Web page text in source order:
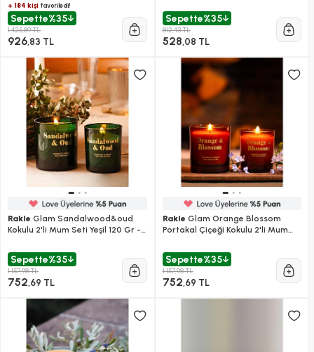
+ 184 kişi favoriledi!
Sepette%35
1.425,89 TL
926,83 TL
Sepette%35
812,43 TL
528,08 TL
Rakle Glam Sandalwood&oud
Kokulu 2'li Mum Seti Yeşil 120 Gr -
Sepette%35
1.157,98 TL
752,69 TL
Rakle Glam Orange Blossom
Portakal Çiçeği Kokulu 2'li Mum
Sepette%35
1.157,98 TL
752,69 TL